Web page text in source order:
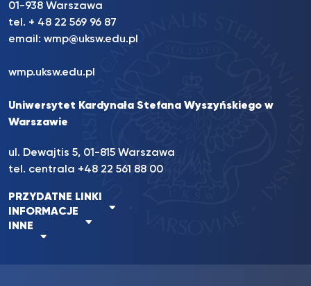
01-938 Warszawa
tel. + 48 22 569 96 87
email: wmp@uksw.edu.pl
wmp.uksw.edu.pl
Uniwersytet Kardynała Stefana Wyszyńskiego w
Warszawie
ul. Dewajtis 5, 01-815 Warszawa
tel. centrala +48 22 561 88 00
PRZYDATNE LINKI
INFORMACJE
INNE